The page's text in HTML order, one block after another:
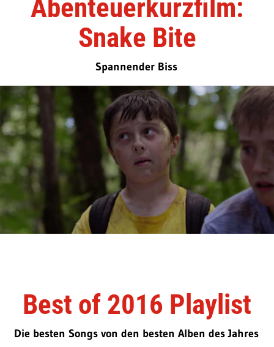
Abenteuerkurzfilm:
Snake Bite
Spannender Biss
Best of 2016 Playlist
Die besten Songs von den besten Alben des Jahres